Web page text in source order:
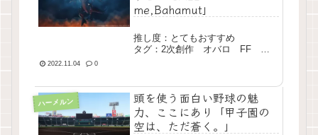
me,Bahamut」
推し度：とてもおすすめ
タグ：2次創作 オバロ FF ク
2022.11.04 0
ハーメルン
頭を使う面白い野球の魅
力、ここにあり「甲子園の
空は、ただ蒼く。」